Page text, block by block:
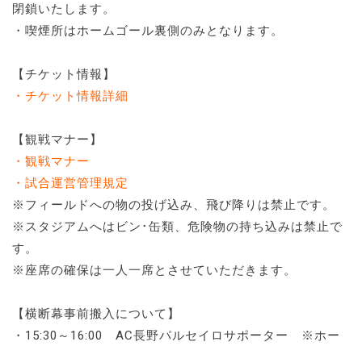
閉鎖いたします。
・喫煙所はホームゴール裏側のみとなります。
【チケット情報】
・チケット情報詳細
【観戦マナー】
・観戦マナー
・試合運営管理規定
※フィールドへの物の投げ込み、飛び降りは禁止です。
※スタジアムへはビン･缶類、危険物の持ち込みは禁止で
す。
※座席の確保は一人一席とさせていただきます。
【横断幕事前搬入について】
・15:30～16:00 AC長野パルセイロサポーター ※ホー